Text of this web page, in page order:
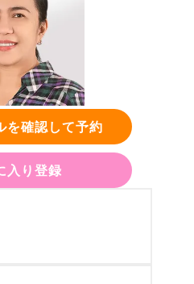
を確認して予約
入り登録